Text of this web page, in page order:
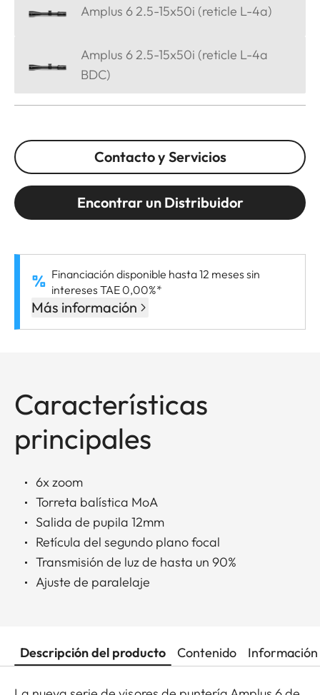
Amplus 6 2.5-15x50i (reticle L-4a)
Amplus 6 2.5-15x50i (reticle L-4a
BDC)
Contacto y Servicios
Encontrar un Distribuidor
Financiación disponible hasta 12 meses sin
intereses TAE 0,00%*
Más información
Características
principales
6x zoom
Torreta balística MoA
Salida de pupila 12mm
Retícula del segundo plano focal
Transmisión de luz de hasta un 90%
Ajuste de paralelaje
Descripción del producto Contenido